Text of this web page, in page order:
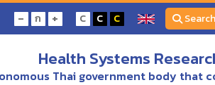
- ก + C C C Search
Health Systems
Thai government body that